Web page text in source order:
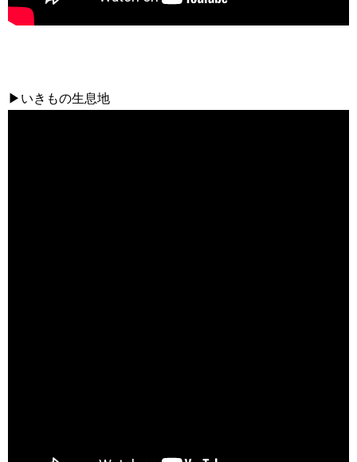
▶いきもの生息地